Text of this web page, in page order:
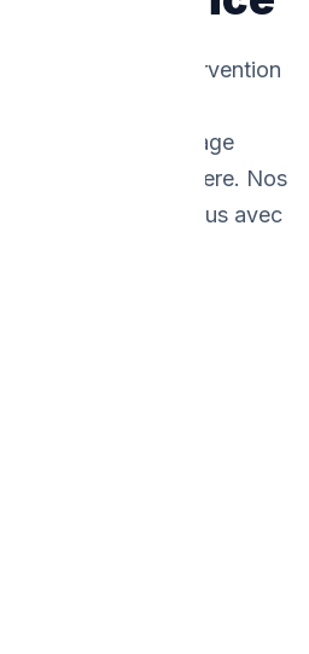
à Evere. Intervention
24 et 7j/7.
de fuite, dépannage
salle de bain à Evere. Nos
chez vous avec
et fixes.
51 58
Gratuit